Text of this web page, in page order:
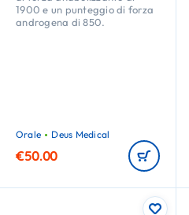
1900 e un punteggio di forza
androgena di 850.
Orale Deus Medical
€50.00